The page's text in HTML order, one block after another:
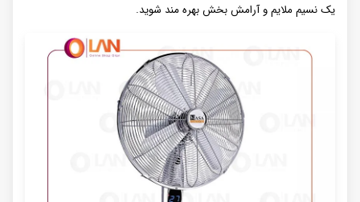
یک نسیم ملایم و آرامش بخش بهره مند شوید.